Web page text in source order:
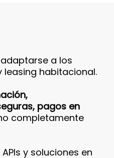
a los
leasing habitacional.
pagos en
completamente
y soluciones en